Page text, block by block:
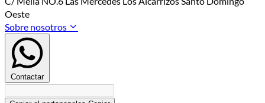
Oeste
Sobre nosotros
Contactar